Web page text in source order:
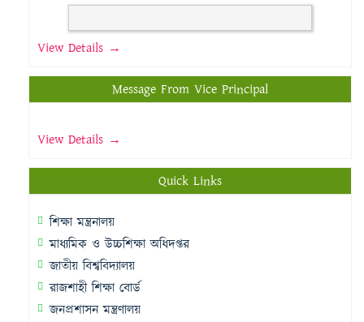
View Details →
Message From Vice Principal
View Details →
Quick Links
শিক্ষা মন্ত্রনালয়
মাধ্যমিক ও উচ্চশিক্ষা অধিদপ্তর
জাতীয় বিশ্ববিদ্যালয়
রাজশাহী শিক্ষা বোর্ড
জনপ্রশাসন মন্ত্রণালয়